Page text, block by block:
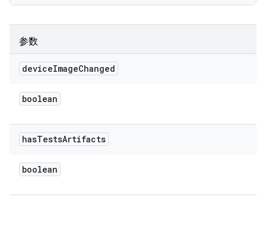
参数
deviceImageChanged
boolean
hasTestsArtifacts
boolean